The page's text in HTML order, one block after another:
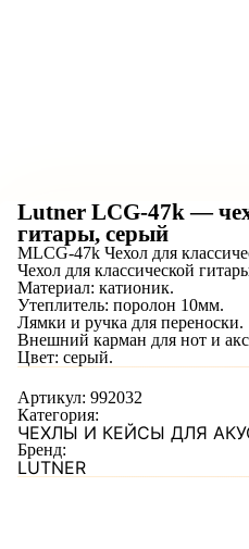
Lutner LCG-47k —
гитары, серый
MLCG-47k Чехол для
Чехол для классической
Материал: катионик.
Утеплитель: поролон 10мм.
Лямки и ручка для переноски.
Внешний карман для нот и
Цвет: серый.
Артикул: 992032
Категория:
ЧЕХЛЫ И КЕЙСЫ ДЛЯ
Бренд:
LUTNER